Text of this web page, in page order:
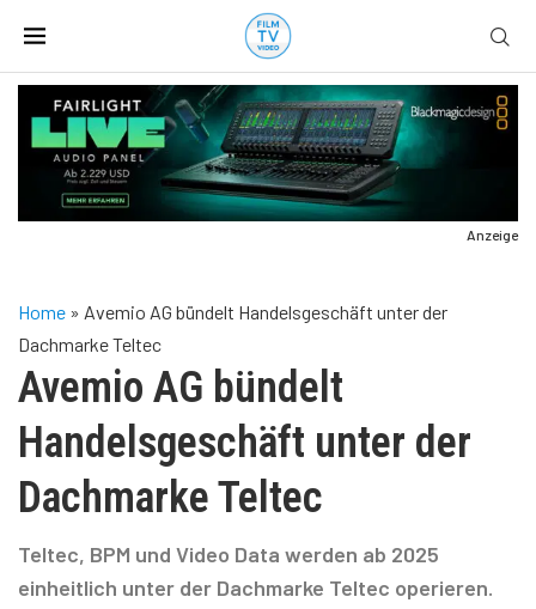
Anzeige
Home » Avemio AG bündelt Handelsgeschäft unter der
Dachmarke Teltec
Avemio AG bündelt
Handelsgeschäft unter der
Dachmarke Teltec
Teltec, BPM und Video Data werden ab 2025
einheitlich unter der Dachmarke Teltec operieren.